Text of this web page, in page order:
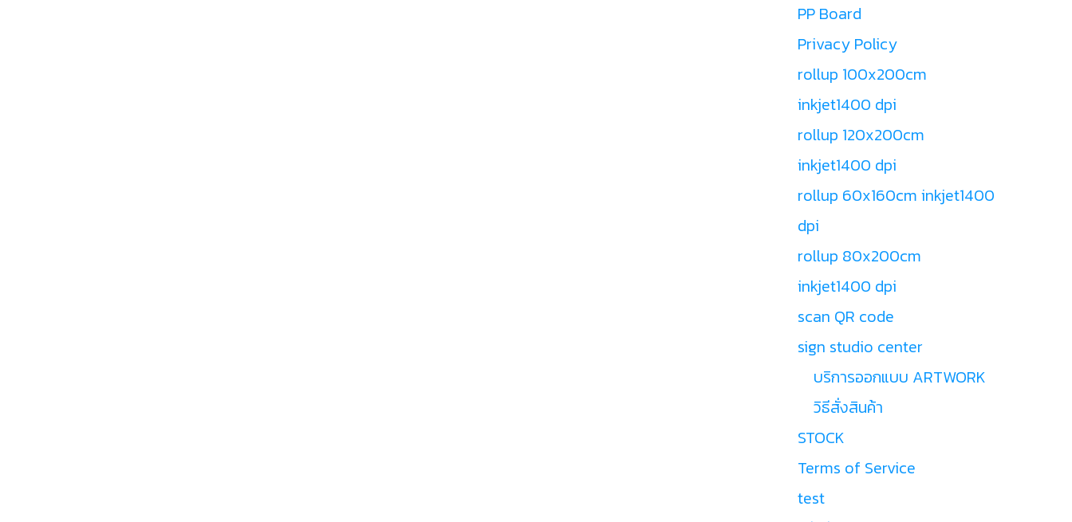
PP Board
Privacy Policy
rollup 100x200cm
inkjet1400 dpi
rollup 120x200cm
inkjet1400 dpi
rollup 60x160cm inkjet1400
dpi
rollup 80x200cm
inkjet1400 dpi
scan QR code
sign studio center
บริการออกแบบ ARTWORK
วิธีสั่งสินค้า
STOCK
Terms of Service
test